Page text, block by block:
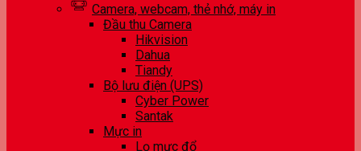
Camera, webcam, thẻ nhớ, máy in
Đầu thu Camera
Hikvision
Dahua
Tiandy
Bộ lưu điện (UPS)
Cyber Power
Santak
Mực in
Lọ mực đổ